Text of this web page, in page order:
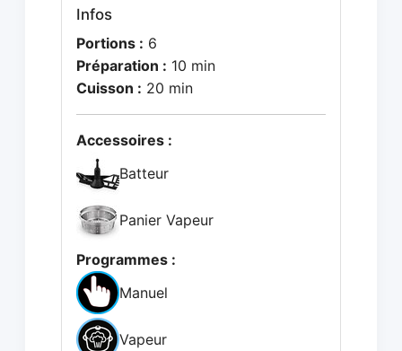
Infos
Portions : 6
Préparation : 10 min
Cuisson : 20 min
Accessoires :
Batteur
Panier Vapeur
Programmes :
Manuel
Vapeur